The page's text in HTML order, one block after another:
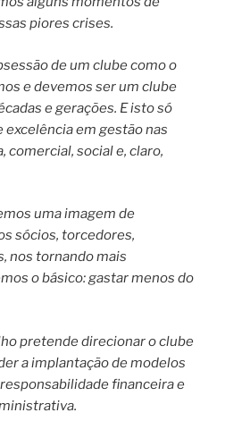
piores crises.
de um clube como o
e devemos ser um clube
e gerações. E isto só
em gestão nas
comercial, social e, claro,
uma imagem de
sócios, torcedores,
nos tornando mais
o básico: gastar menos do
pretende direcionar o clube
a implantação de modelos
financeira e